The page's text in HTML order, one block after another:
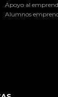
Apoyo al
Alumnos